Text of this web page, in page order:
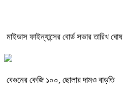
মাইডাস ফাইন্যান্সের বোর্ড সভার তারিখ
বেগুনের কেজি ১০০, ছোলার দামও বাড়তি